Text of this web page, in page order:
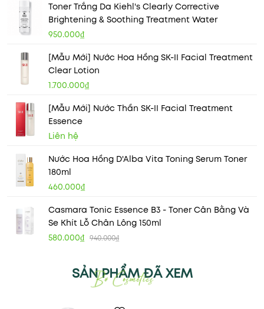
Toner Trắng Da Kiehl's Clearly Corrective
Brightening & Soothing Treatment Water
950.000₫
[Mẫu Mới] Nước Hoa Hồng SK-II Facial Treatment
Clear Lotion
1.700.000₫
[Mẫu Mới] Nước Thần SK-II Facial Treatment
Essence
Liên hệ
Nước Hoa Hồng D'Alba Vita Toning Serum Toner
180ml
460.000₫
Casmara Tonic Essence B3 - Toner Cân Bằng Và
Se Khít Lỗ Chân Lông 150ml
580.000₫ 940.000₫
SẢN PHẨM ĐÃ XEM